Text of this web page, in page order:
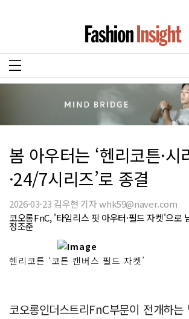
봄 아우터는 ‘헨리코튼·시
·24/7시리즈’로 종결
2026-03-23 김우현 기자 whk59@naver.com
코오롱FnC, '타임리스 핏 아우터·필드 자켓'으로
정조준
헨리코튼 ‘코튼 캔버스 필드 자켓’
코오롱인더스트리FnC부문이 전개하